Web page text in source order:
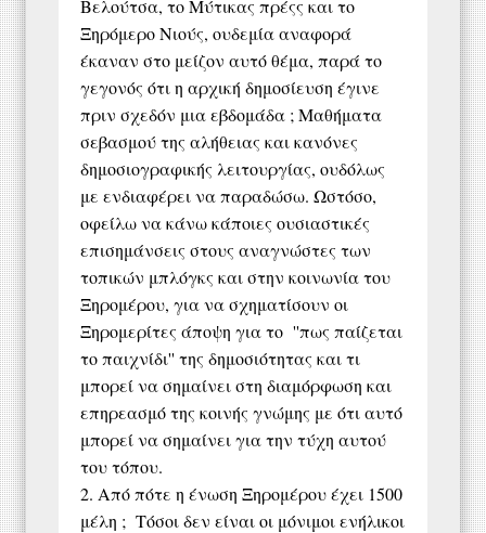
Βελούτσα, το Μύτικας πρέςς και το
Ξηρόμερο Νιούς, ουδεμία αναφορά
έκαναν στο μείζον αυτό θέμα, παρά το
γεγονός ότι η αρχική δημοσίευση έγινε
πριν σχεδόν μια εβδομάδα ; Μαθήματα
σεβασμού της αλήθειας και κανόνες
δημοσιογραφικής λειτουργίας, ουδόλως
με ενδιαφέρει να παραδώσω. Ωστόσο,
οφείλω να κάνω κάποιες ουσιαστικές
επισημάνσεις στους αναγνώστες των
τοπικών μπλόγκς και στην κοινωνία του
Ξηρομέρου, για να σχηματίσουν οι
Ξηρομερίτες άποψη για το ''πως παίζεται
το παιχνίδι'' της δημοσιότητας και τι
μπορεί να σημαίνει στη διαμόρφωση και
επηρεασμό της κοινής γνώμης με ότι αυτό
μπορεί να σημαίνει για την τύχη αυτού
του τόπου.
2. Από πότε η ένωση Ξηρομέρου έχει 1500
μέλη ; Τόσοι δεν είναι οι μόνιμοι ενήλικοι